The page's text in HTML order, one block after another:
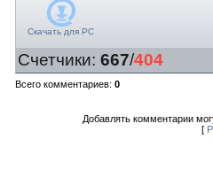
Скачать для PC
Счетчики: 667/404
Всего комментариев: 0
Добавлять комментарии
[